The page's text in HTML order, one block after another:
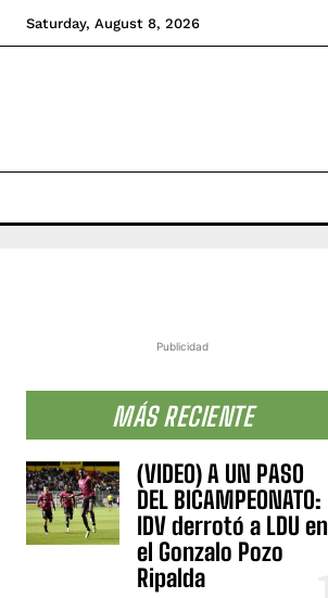
Saturday, August 8, 2026
Publicidad
MÁS RECIENTE
(VIDEO) A UN PASO
DEL BICAMPEONATO:
IDV derrotó a LDU en
el Gonzalo Pozo
Ripalda